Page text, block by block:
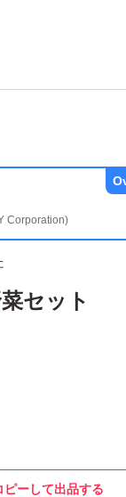
Corporation)
セット
ピーして出品する